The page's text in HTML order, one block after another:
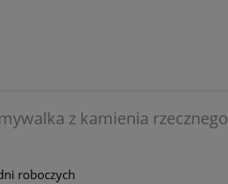
z kamienia rzecznego
roboczych